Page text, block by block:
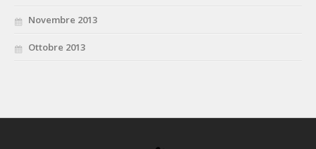
Novembre 2013
Ottobre 2013